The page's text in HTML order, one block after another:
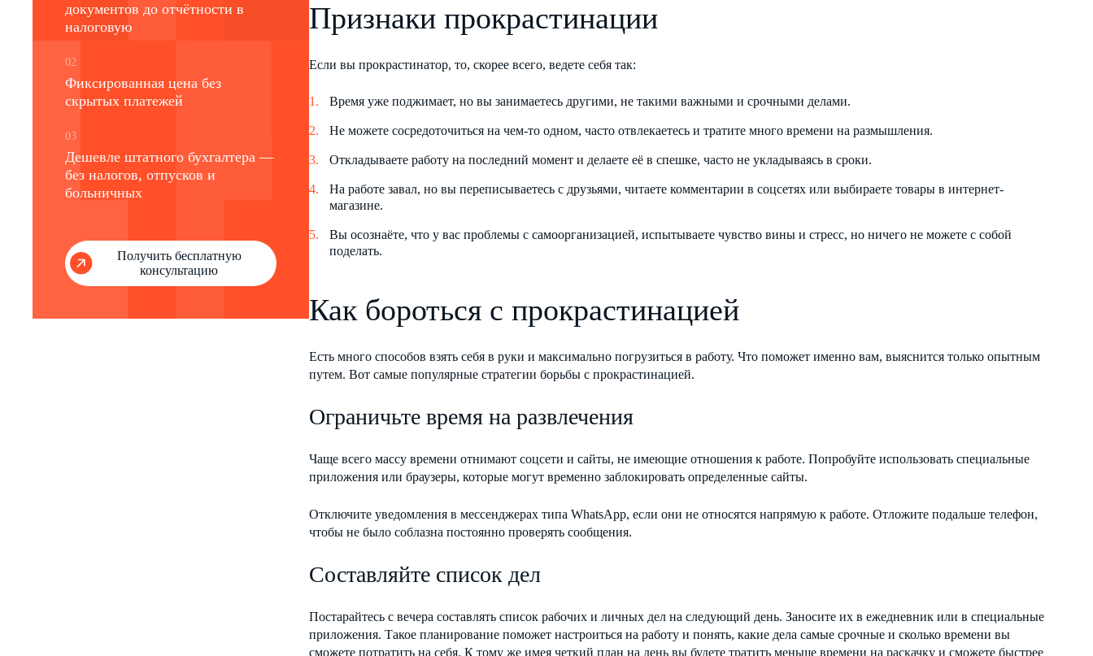
документов до отчётности в
налоговую
02
Фиксированная цена без
скрытых платежей
03
Дешевле штатного бухгалтера —
без налогов, отпусков и
больничных
Получить бесплатную
консультацию
Признаки прокрастинации
Если вы прокрастинатор, то, скорее всего, ведете себя так:
Время уже поджимает, но вы занимаетесь другими, не такими важными и срочными делами.
Не можете сосредоточиться на чем-то одном, часто отвлекаетесь и тратите много времени на размышления.
Откладываете работу на последний момент и делаете её в спешке, часто не укладываясь в сроки.
На работе завал, но вы переписываетесь с друзьями, читаете комментарии в соцсетях или выбираете товары в интернет-
магазине.
Вы осознаёте, что у вас проблемы с самоорганизацией, испытываете чувство вины и стресс, но ничего не можете с собой
поделать.
Как бороться с прокрастинацией
Есть много способов взять себя в руки и максимально погрузиться в работу. Что поможет именно вам, выяснится только опытным
путем. Вот самые популярные стратегии борьбы с прокрастинацией.
Ограничьте время на развлечения
Чаще всего массу времени отнимают соцсети и сайты, не имеющие отношения к работе. Попробуйте использовать специальные
приложения или браузеры, которые могут временно заблокировать определенные сайты.
Отключите уведомления в мессенджерах типа WhatsApp, если они не относятся напрямую к работе. Отложите подальше телефон,
чтобы не было соблазна постоянно проверять сообщения.
Составляйте список дел
Постарайтесь с вечера составлять список рабочих и личных дел на следующий день. Заносите их в ежедневник или в специальные
приложения. Такое планирование поможет настроиться на работу и понять, какие дела самые срочные и сколько времени вы
сможете потратить на себя. К тому же имея четкий план на день вы будете тратить меньше времени на раскачку и сможете быстрее